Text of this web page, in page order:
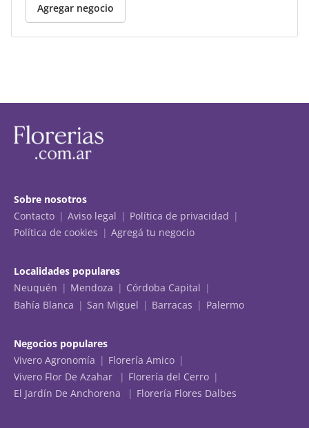
Agregar negocio
Sobre nosotros
Contacto
Aviso legal
Política de privacidad
Política de cookies
Agregá tu negocio
Localidades populares
Neuquén
Mendoza
Córdoba Capital
Bahía Blanca
San Miguel Barracas Palermo
Negocios populares
Vivero Agronomía
Florería Amico
Vivero Flor De Azahar
Florería del Cerro
El Jardín De Anchorena
Florería Flores Dalbes